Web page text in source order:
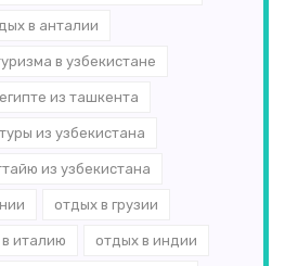
в анталии
в узбекистане
из ташкента
из узбекистана
из узбекистана
отдых в грузии
италию отдых в индии